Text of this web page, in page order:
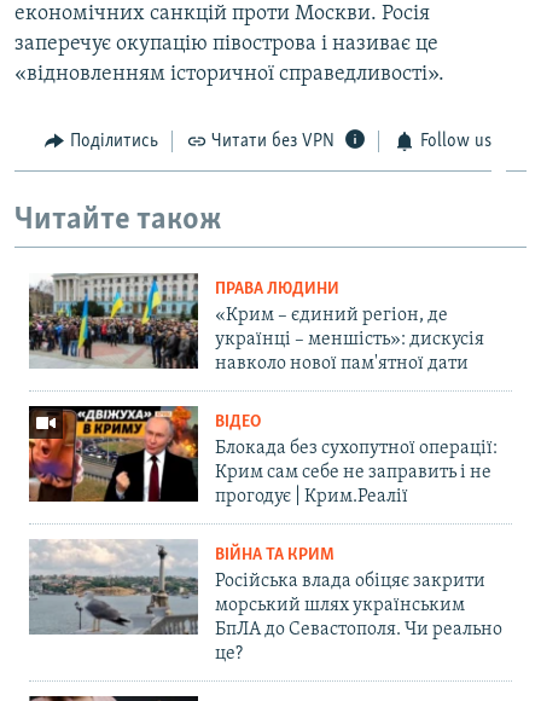
економічних санкцій проти Москви. Росія
заперечує окупацію півострова і називає це
«відновленням історичної справедливості».
Поділитись Читати без VPN Follow us
Читайте також
ПРАВА ЛЮДИНИ
«Крим – єдиний регіон, де
українці – меншість»: дискусія
навколо нової пам'ятної дати
ВІДЕО
Блокада без сухопутної операції:
Крим сам себе не заправить і не
прогодує | Крим.Реалії
ВІЙНА ТА КРИМ
Російська влада обіцяє закрити
морський шлях українським
БпЛА до Севастополя. Чи реально
це?